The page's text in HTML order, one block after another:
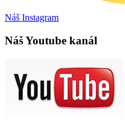
Náš Instagram
Náš Youtube kanál